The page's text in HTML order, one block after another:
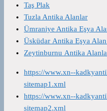
Taş Plak
Tuzla Antika Alanlar
Ümraniye Antika Eşya
Üsküdar Antika Eşya
Zeytinburnu Antika
https://www.xn--
sitemap1.xml
https://www.xn--
sitemap2.xml